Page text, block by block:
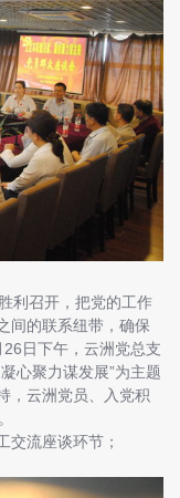
利召开，把党的工作
间的联系纽带，确保
日下午，云洲党总支
心聚力谋发展”为主题
，云洲党员、入党积
交流座谈环节；